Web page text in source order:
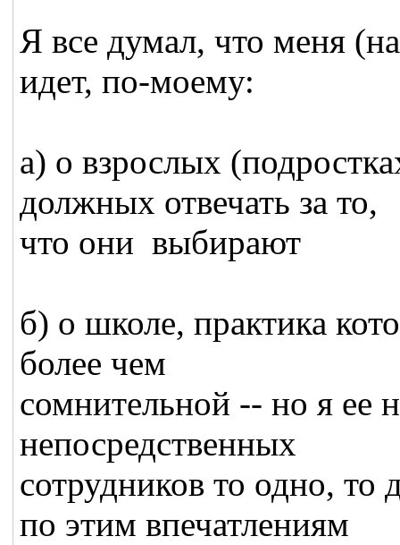
Я все думал, что меня
идет, по-моему:
а) о взрослых
должных отвечать за то,
что они выбирают
б) о школе, практика
более чем
сомнительной -- но я ее
непосредственных
сотрудников то одно, то
по этим впечатлениям